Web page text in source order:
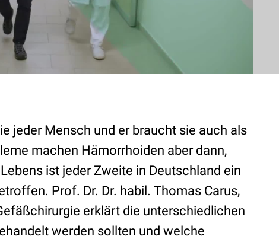
jeder Mensch und er braucht sie auch als
machen Hämorrhoiden aber dann,
ist jeder Zweite in Deutschland ein
Prof. Dr. Dr. habil. Thomas Carus,
erklärt die unterschiedlichen
werden sollten und welche